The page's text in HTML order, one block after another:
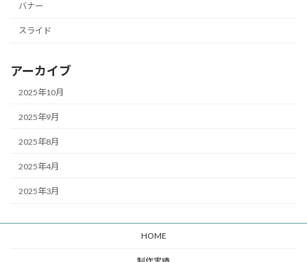
バナー
スライド
アーカイブ
2025年10月
2025年9月
2025年8月
2025年4月
2025年3月
HOME